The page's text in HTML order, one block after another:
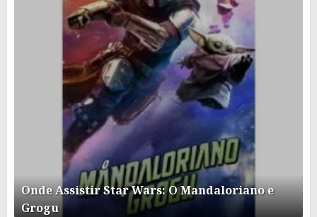
Onde Assistir Star Wars: O Mandaloriano e
Grogu